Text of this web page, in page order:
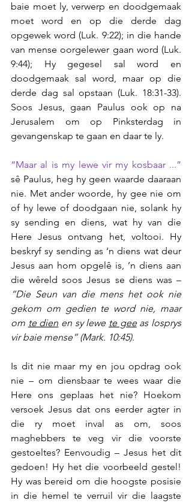
baie moet ly, verwerp en doodgemaak
moet word en op die derde dag
opgewek word (Luk. 9:22); in die hande
van mense oorgelewer gaan word (Luk.
9:44); Hy gegesel sal word en
doodgemaak sal word, maar op die
derde dag sal opstaan (Luk. 18:31-33).
Soos Jesus, gaan Paulus ook op na
Jerusalem om op Pinksterdag in
gevangenskap te gaan en daar te ly.
sê Paulus, heg hy geen waarde daaraan
nie. Met ander woorde, hy gee nie om
of hy lewe of doodgaan nie, solank hy
sy sending en diens, wat hy van die
Here Jesus ontvang het, voltooi. Hy
beskryf sy sending as ‘n diens wat deur
Jesus aan hom opgelê is, ’n diens aan
“Die Seun van die mens het ook nie
gekom om gedien te word nie, maar
om te dien en sy lewe te gee as losprys
vir baie mense” (Mark. 10:45).
Is dit nie maar my en jou opdrag ook
nie – om diensbaar te wees waar die
Here ons geplaas het nie? Hoekom
versoek Jesus dat ons eerder agter in
die ry moet inval as om, soos
maghebbers te veg vir die voorste
gestoeltes? Eenvoudig – Jesus het dit
gedoen! Hy het die voorbeeld gestel!
Hy was bereid om die hoogste posisie
in die hemel te verruil vir die laagste